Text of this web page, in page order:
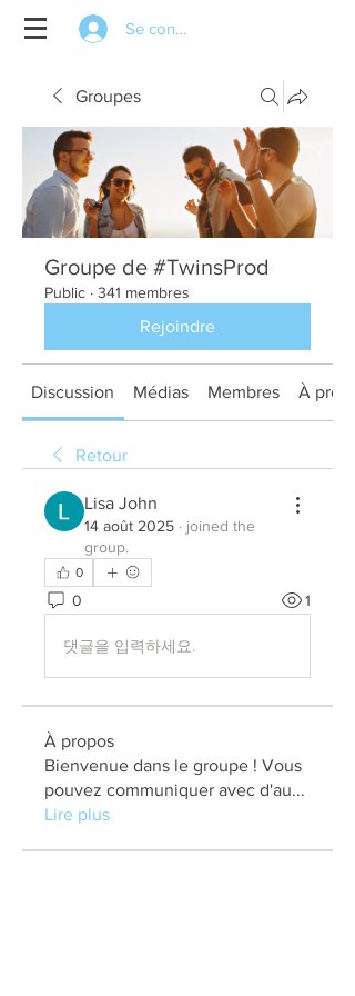
Se connecter
Groupes
Groupe de #TwinsProd
Public · 341 membres
Rejoindre
Discussion Médias Membres À
Retour
Lisa John
14 août 2025 · joined the
group.
0
0 1
댓글을 입력하세요.
À propos
Bienvenue dans le groupe ! Vous
pouvez communiquer avec d'au...
Lire plus